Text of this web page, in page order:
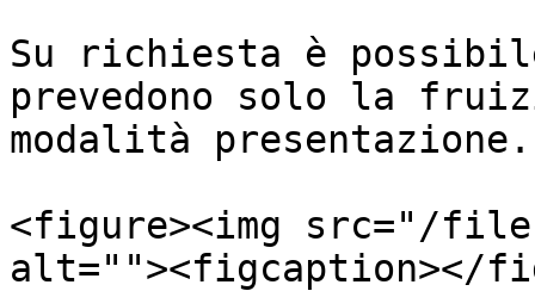
Su richiesta è
prevedono solo la
modalità presentazione.
<figure><img src="/files/
alt=""><figcaption></